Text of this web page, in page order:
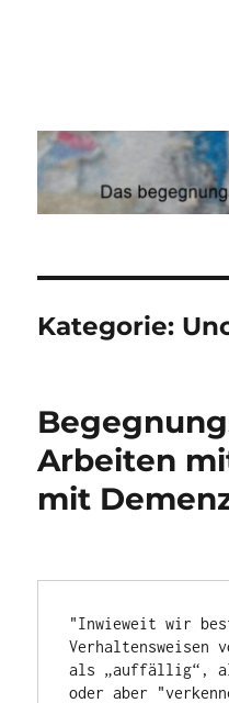
Kategorie:
Arbeiten
mit
"Inwieweit wir
Verhaltensweisen
als „auffällig“,
oder aber